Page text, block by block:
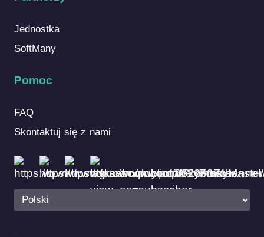
Jednostka
SoftMany
Pomoc
FAQ
Skontaktuj się z nami